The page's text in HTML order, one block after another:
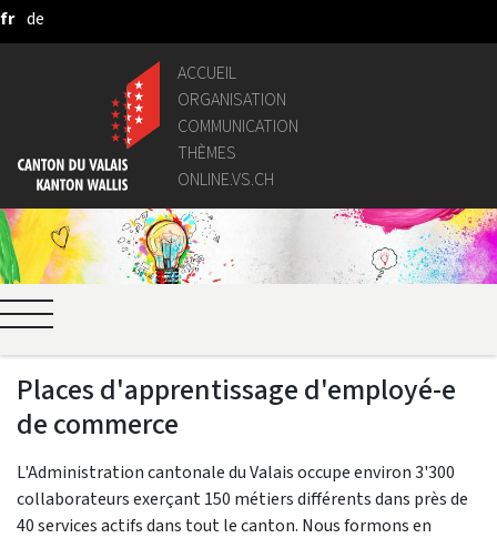
Saut au contenu principal
fr de
ACCUEIL
ORGANISATION
COMMUNICATION
THÈMES
ONLINE.VS.CH
Places d'apprentissage d'employé-e
de commerce
L'Administration cantonale du Valais occupe environ 3'300
collaborateurs exerçant 150 métiers différents dans près de
40 services actifs dans tout le canton. Nous formons en